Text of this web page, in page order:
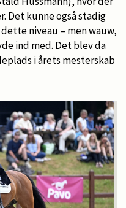
Det kunne også stadig
niveau – men wauw,
ind med. Det blev da
i årets mesterskab